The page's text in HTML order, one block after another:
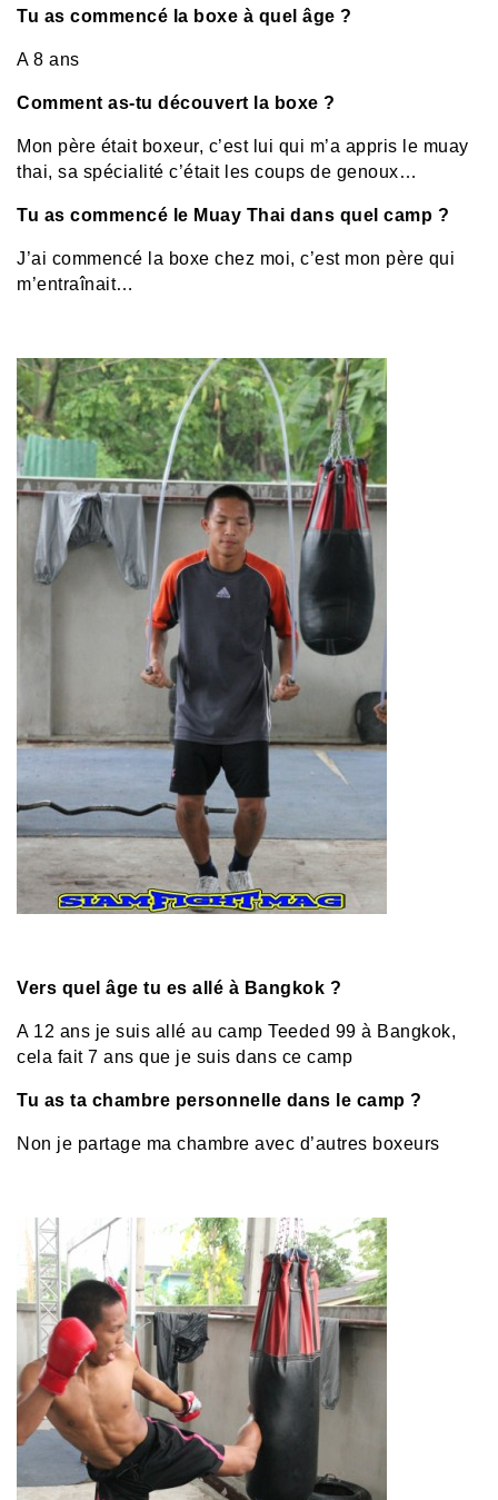
Tu as commencé la boxe à quel âge ?
A 8 ans
Comment as-tu découvert la boxe ?
Mon père était boxeur, c’est lui qui m’a appris le muay
thai, sa spécialité c’était les coups de genoux…
Tu as commencé le Muay Thai dans quel camp ?
J’ai commencé la boxe chez moi, c’est mon père qui
m’entraînait…
Vers quel âge tu es allé à Bangkok ?
A 12 ans je suis allé au camp Teeded 99 à Bangkok,
cela fait 7 ans que je suis dans ce camp
Tu as ta chambre personnelle dans le camp ?
Non je partage ma chambre avec d’autres boxeurs